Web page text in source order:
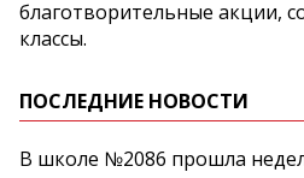
благотворительные акции,
классы.
ПОСЛЕДНИЕ НОВОСТИ
В школе №2086 прошла